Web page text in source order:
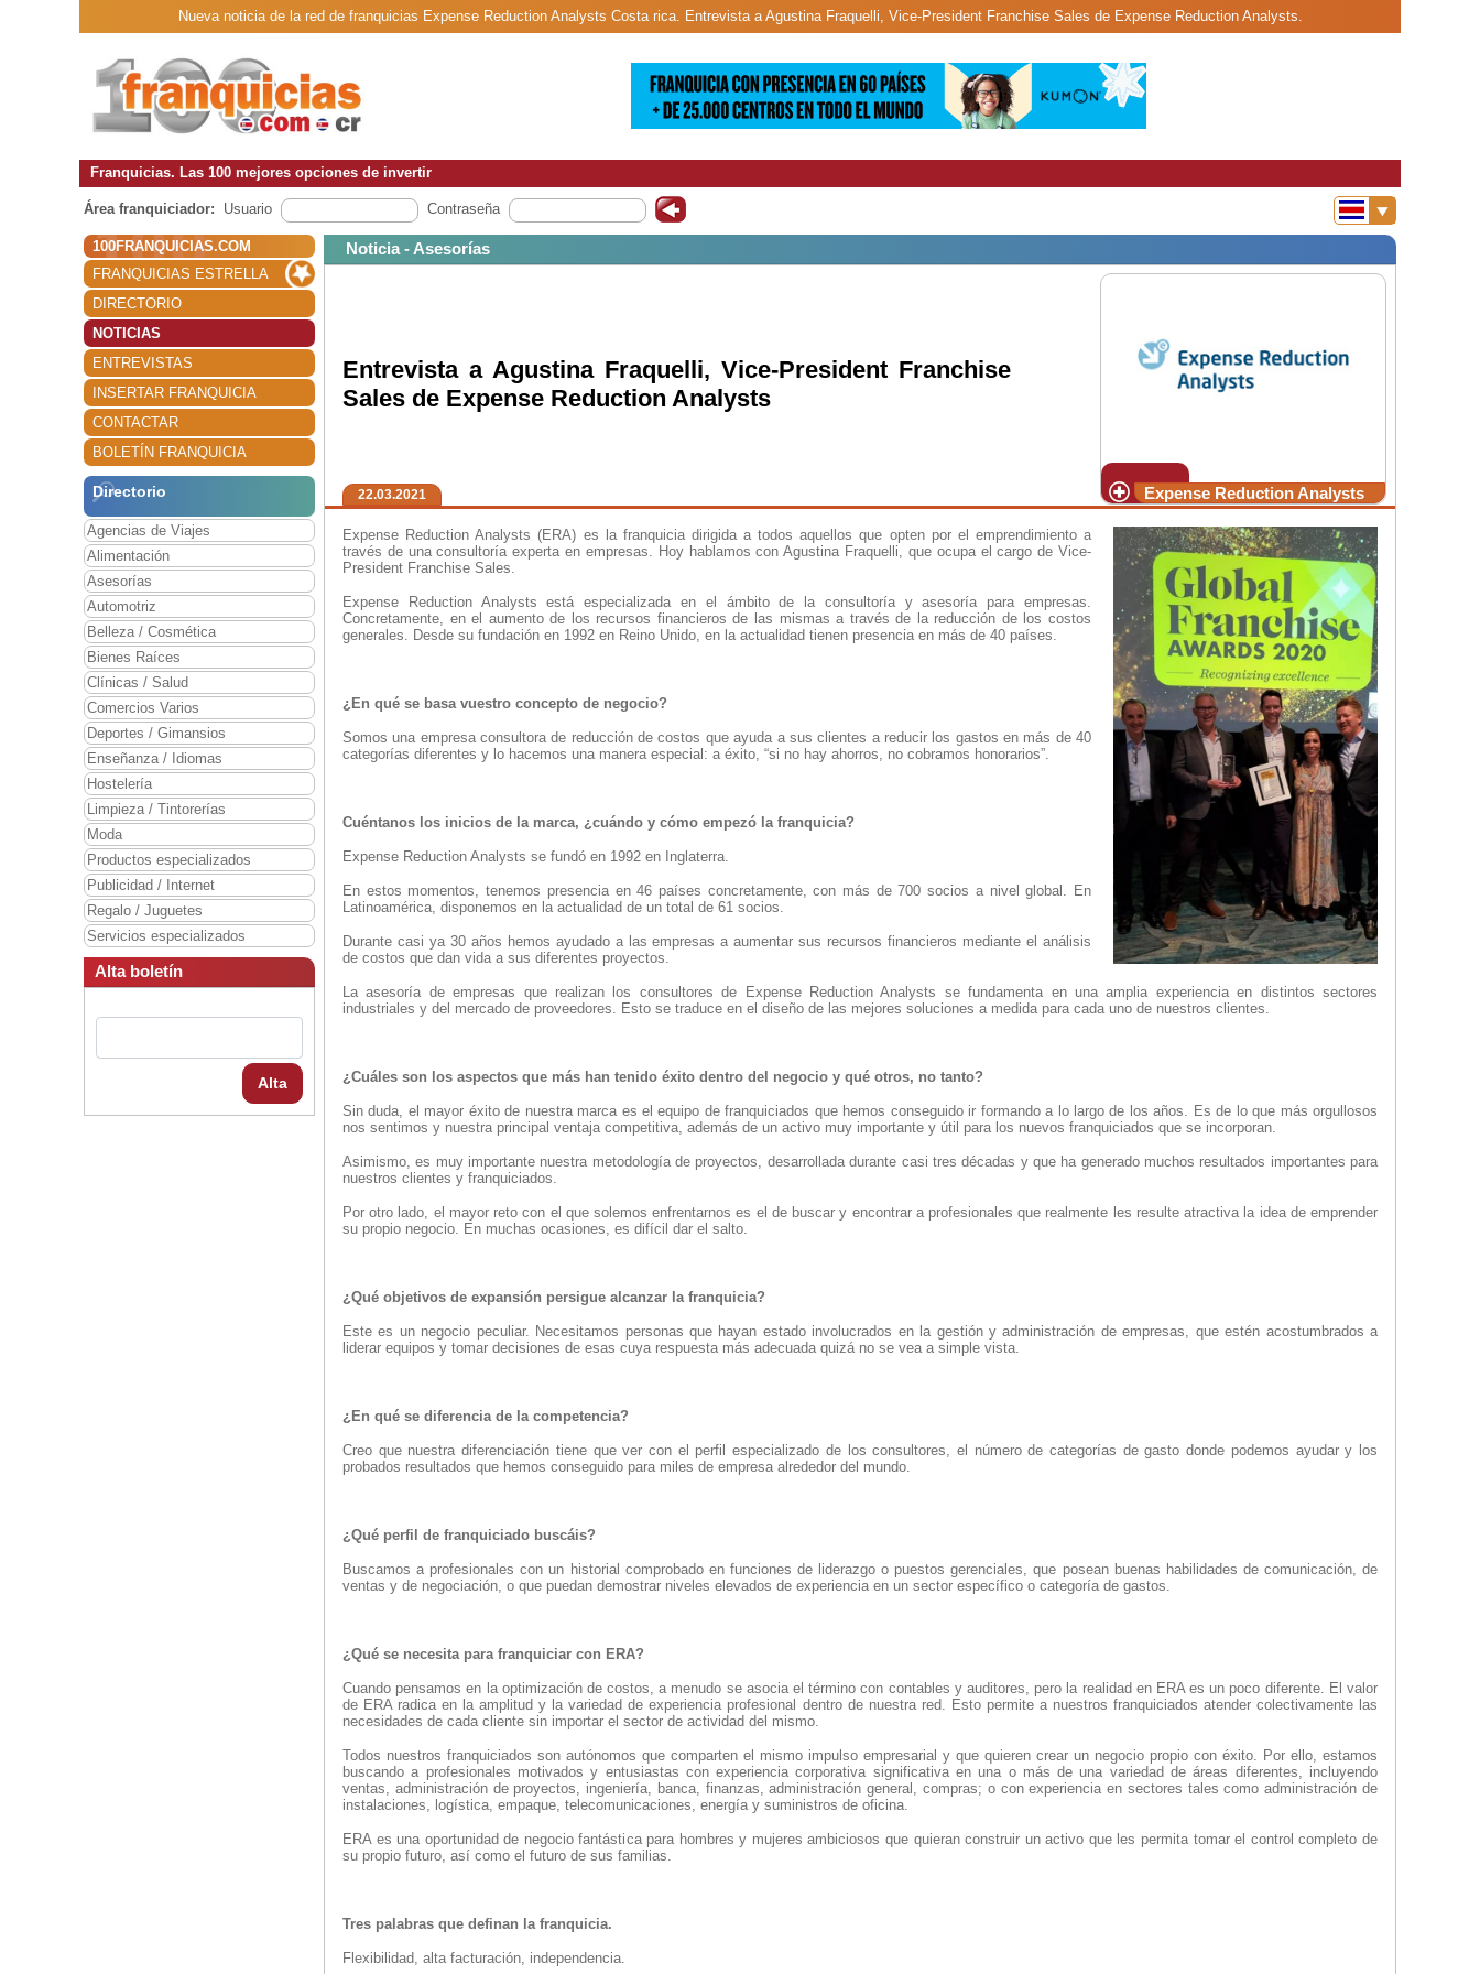
Nueva noticia de la red de franquicias Expense Reduction Analysts Costa rica. Entrevista a Agustina Fraquelli, Vice-President Franchise Sales de Expense Reduction Analysts.
Franquicias. Las 100 mejores opciones de invertir
Área franquiciador: Usuario Contraseña
100FRANQUICIAS.COM
FRANQUICIAS ESTRELLA
DIRECTORIO
NOTICIAS
ENTREVISTAS
INSERTAR FRANQUICIA
CONTACTAR
BOLETÍN FRANQUICIA
Directorio
Agencias de Viajes
Alimentación
Asesorías
Automotriz
Belleza / Cosmética
Bienes Raíces
Clínicas / Salud
Comercios Varios
Deportes / Gimansios
Enseñanza / Idiomas
Hostelería
Limpieza / Tintorerías
Moda
Productos especializados
Publicidad / Internet
Regalo / Juguetes
Servicios especializados
Alta boletín
Alta
Noticia - Asesorías
Expense Reduction Analysts
Entrevista a Agustina Fraquelli, Vice-President Franchise
Sales de Expense Reduction Analysts
22.03.2021
Expense Reduction Analysts (ERA) es la franquicia dirigida a todos aquellos que opten por el emprendimiento a
través de una consultoría experta en empresas. Hoy hablamos con Agustina Fraquelli, que ocupa el cargo de Vice-
President Franchise Sales.
Expense Reduction Analysts está especializada en el ámbito de la consultoría y asesoría para empresas.
Concretamente, en el aumento de los recursos financieros de las mismas a través de la reducción de los costos
generales. Desde su fundación en 1992 en Reino Unido, en la actualidad tienen presencia en más de 40 países.
¿En qué se basa vuestro concepto de negocio?
Somos una empresa consultora de reducción de costos que ayuda a sus clientes a reducir los gastos en más de 40
categorías diferentes y lo hacemos una manera especial: a éxito, “si no hay ahorros, no cobramos honorarios”.
Cuéntanos los inicios de la marca, ¿cuándo y cómo empezó la franquicia?
Expense Reduction Analysts se fundó en 1992 en Inglaterra.
En estos momentos, tenemos presencia en 46 países concretamente, con más de 700 socios a nivel global. En
Latinoamérica, disponemos en la actualidad de un total de 61 socios.
Durante casi ya 30 años hemos ayudado a las empresas a aumentar sus recursos financieros mediante el análisis
de costos que dan vida a sus diferentes proyectos.
La asesoría de empresas que realizan los consultores de Expense Reduction Analysts se fundamenta en una amplia experiencia en distintos sectores
industriales y del mercado de proveedores. Esto se traduce en el diseño de las mejores soluciones a medida para cada uno de nuestros clientes.
¿Cuáles son los aspectos que más han tenido éxito dentro del negocio y qué otros, no tanto?
Sin duda, el mayor éxito de nuestra marca es el equipo de franquiciados que hemos conseguido ir formando a lo largo de los años. Es de lo que más orgullosos
nos sentimos y nuestra principal ventaja competitiva, además de un activo muy importante y útil para los nuevos franquiciados que se incorporan.
Asimismo, es muy importante nuestra metodología de proyectos, desarrollada durante casi tres décadas y que ha generado muchos resultados importantes para
nuestros clientes y franquiciados.
Por otro lado, el mayor reto con el que solemos enfrentarnos es el de buscar y encontrar a profesionales que realmente les resulte atractiva la idea de emprender
su propio negocio. En muchas ocasiones, es difícil dar el salto.
¿Qué objetivos de expansión persigue alcanzar la franquicia?
Este es un negocio peculiar. Necesitamos personas que hayan estado involucrados en la gestión y administración de empresas, que estén acostumbrados a
liderar equipos y tomar decisiones de esas cuya respuesta más adecuada quizá no se vea a simple vista.
¿En qué se diferencia de la competencia?
Creo que nuestra diferenciación tiene que ver con el perfil especializado de los consultores, el número de categorías de gasto donde podemos ayudar y los
probados resultados que hemos conseguido para miles de empresa alrededor del mundo.
¿Qué perfil de franquiciado buscáis?
Buscamos a profesionales con un historial comprobado en funciones de liderazgo o puestos gerenciales, que posean buenas habilidades de comunicación, de
ventas y de negociación, o que puedan demostrar niveles elevados de experiencia en un sector específico o categoría de gastos.
¿Qué se necesita para franquiciar con ERA?
Cuando pensamos en la optimización de costos, a menudo se asocia el término con contables y auditores, pero la realidad en ERA es un poco diferente. El valor
de ERA radica en la amplitud y la variedad de experiencia profesional dentro de nuestra red. Esto permite a nuestros franquiciados atender colectivamente las
necesidades de cada cliente sin importar el sector de actividad del mismo.
Todos nuestros franquiciados son autónomos que comparten el mismo impulso empresarial y que quieren crear un negocio propio con éxito. Por ello, estamos
buscando a profesionales motivados y entusiastas con experiencia corporativa significativa en una o más de una variedad de áreas diferentes, incluyendo
ventas, administración de proyectos, ingeniería, banca, finanzas, administración general, compras; o con experiencia en sectores tales como administración de
instalaciones, logística, empaque, telecomunicaciones, energía y suministros de oficina.
ERA es una oportunidad de negocio fantástica para hombres y mujeres ambiciosos que quieran construir un activo que les permita tomar el control completo de
su propio futuro, así como el futuro de sus familias.
Tres palabras que definan la franquicia.
Flexibilidad, alta facturación, independencia.